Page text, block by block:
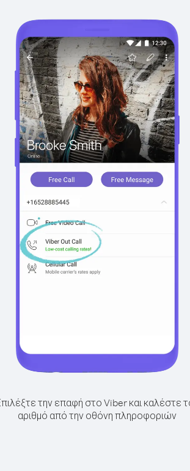
την επαφή στο Viber και καλέστε
αριθμό από την οθόνη πληροφοριών